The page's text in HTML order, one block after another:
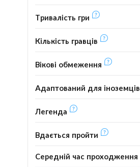
Тривалість гри
Кількість гравців
Вікові обмеження
Адаптований для іноземців
Легенда
Вдається пройти
Середній час проходження